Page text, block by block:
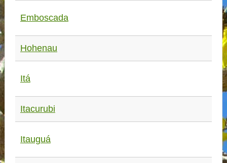
Emboscada
Hohenau
Itá
Itacurubi
Itauguá